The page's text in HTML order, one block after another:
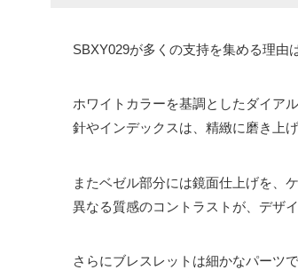
SBXY029が多くの支持を集める理由
ホワイトカラーを基調としたダイア
針やインデックスは、精緻に磨き上
またベゼル部分には鏡面仕上げを、
異なる質感のコントラストが、デザ
さらにブレスレットは細かなパーツ